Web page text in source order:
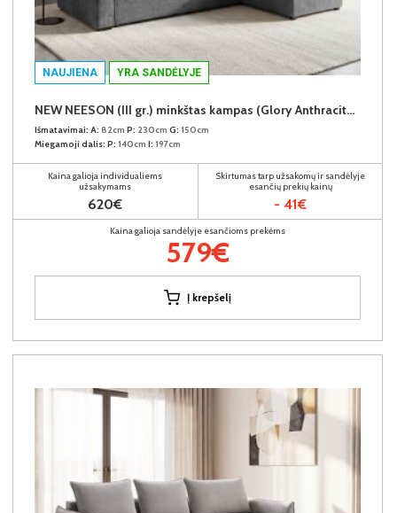
NAUJIENA YRA SANDĖLYJE
NEW NEESON (III gr.) minkštas kampas (Glory Anthracite-18)
Išmatavimai: A: 82cm P: 230cm G: 150cm
Miegamoji dalis: P: 140cm I: 197cm
Kaina galioja individualiems
užsakymams
620€
Skirtumas tarp užsakomų ir sandėlyje
esančių prekių kainų
- 41€
Kaina galioja sandėlyje esančioms prekėms
579€
Į krepšelį